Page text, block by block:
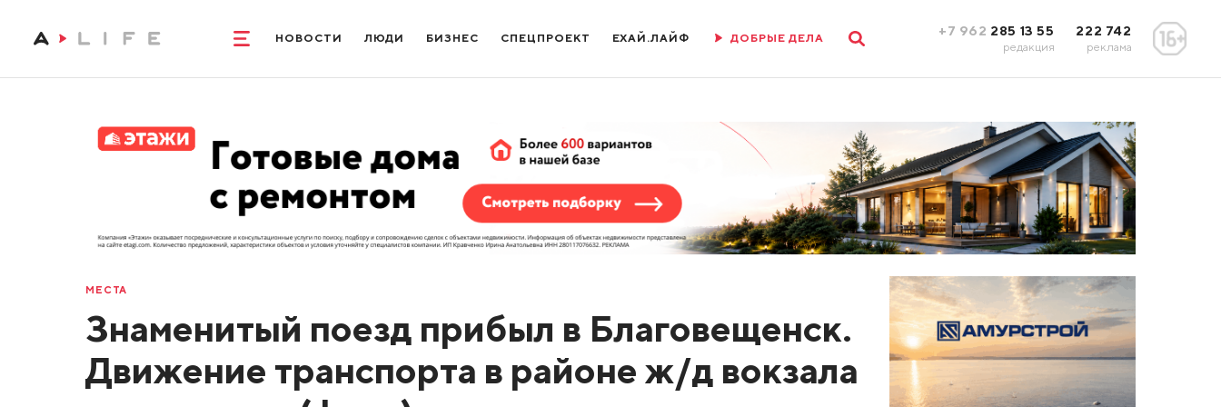
НОВОСТИ ЛЮДИ БИЗНЕС СПЕЦПРОЕКТ ЕХАЙ.ЛАЙФ ДОБРЫЕ ДЕЛА +7 962 285 13 55
редакция
222 742
реклама
МЕСТА
Знаменитый поезд прибыл в Благовещенск.
Движение транспорта в районе ж/д вокзала